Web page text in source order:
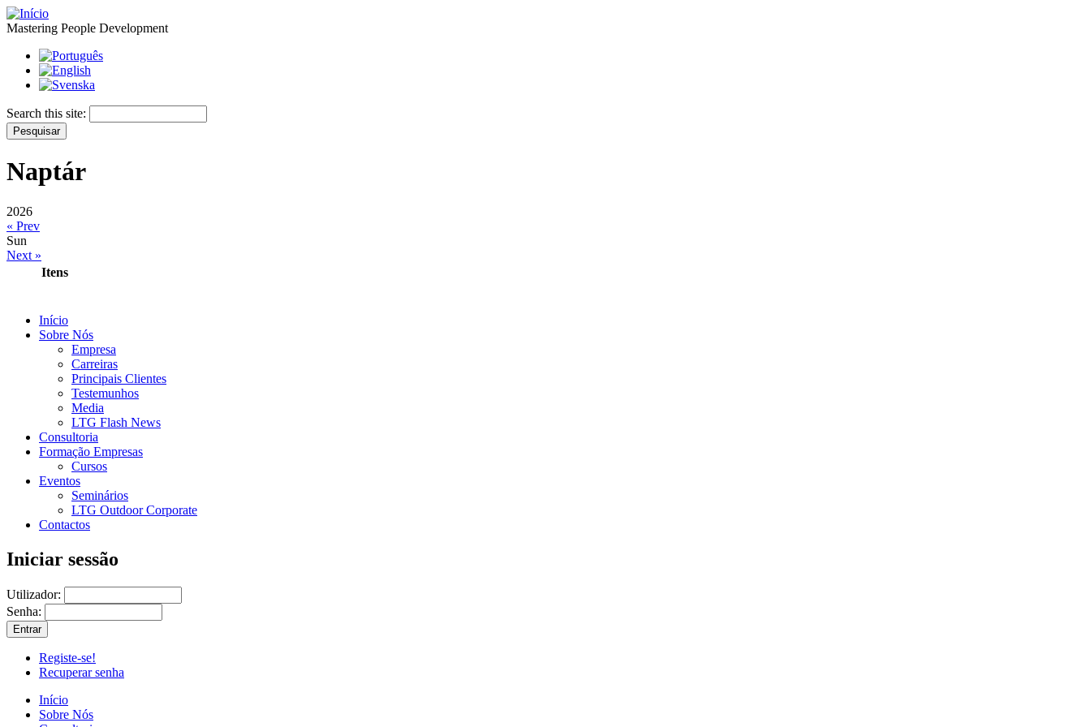
Mastering People Development
Search this site:
Naptár
2026
« Prev
Sun
Next »
Itens
Início
Sobre Nós
Empresa
Carreiras
Principais Clientes
Testemunhos
Media
LTG Flash News
Consultoria
Formação Empresas
Cursos
Eventos
Seminários
LTG Outdoor Corporate
Contactos
Iniciar sessão
Utilizador:
Senha:
Registe-se!
Recuperar senha
Início
Sobre Nós